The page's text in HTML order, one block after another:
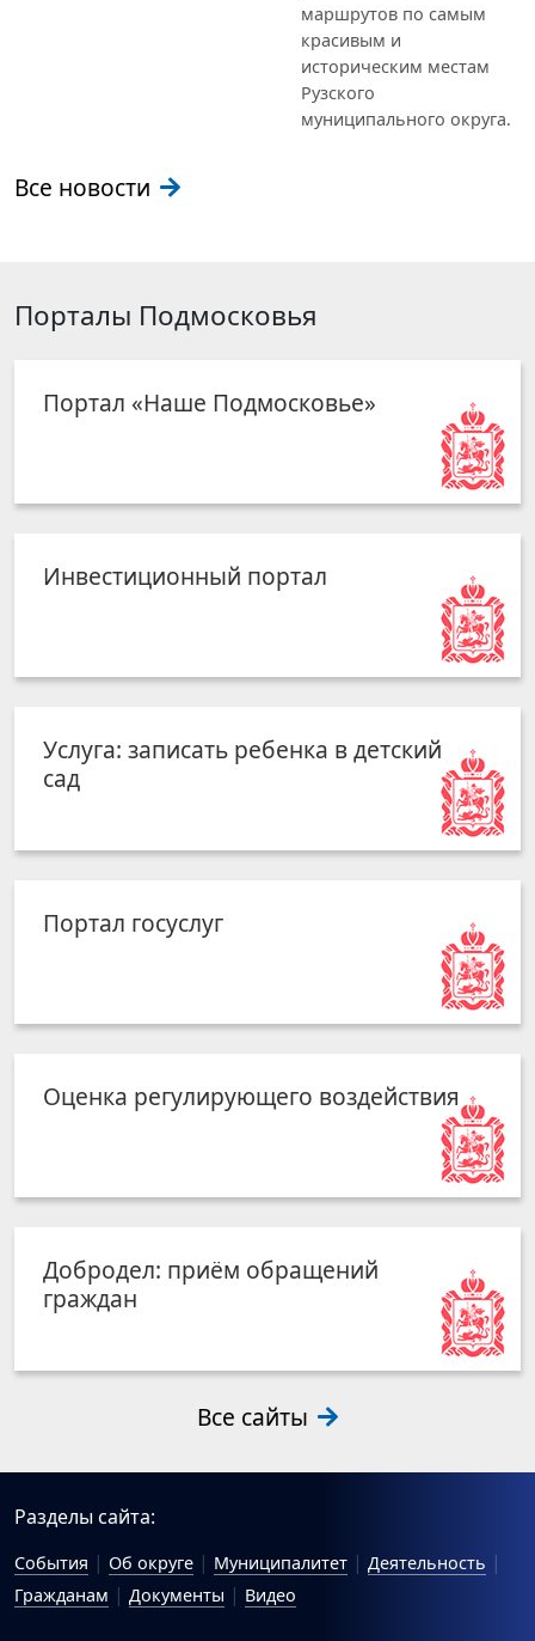
маршрутов по самым
красивым и
историческим местам
Рузского
муниципального округа.
Все новости
Порталы Подмосковья
Портал «Наше Подмосковье»
Инвестиционный портал
Услуга: записать ребенка в детский
сад
Портал госуслуг
Оценка регулирующего воздействия
Добродел: приём обращений
граждан
Все сайты
Разделы сайта:
События Об округе Муниципалитет
Деятельность
Гражданам
Документы Видео